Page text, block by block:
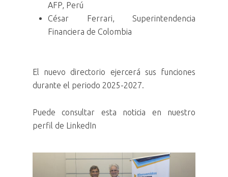
AFP, Perú
César Ferrari, Superintendencia
Financiera de Colombia
El nuevo directorio ejercerá sus funciones
durante el periodo 2025-2027.
Puede consultar esta noticia en nuestro
perfil de LinkedIn